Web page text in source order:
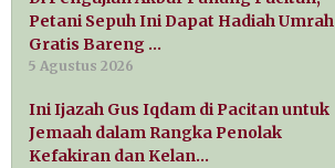
Petani Sepuh Ini Dapat Hadiah Umrah
Gratis Bareng …
5 Agustus 2026
Ini Ijazah Gus Iqdam di Pacitan untuk
Jemaah dalam Rangka Penolak
Kefakiran dan Kelan…